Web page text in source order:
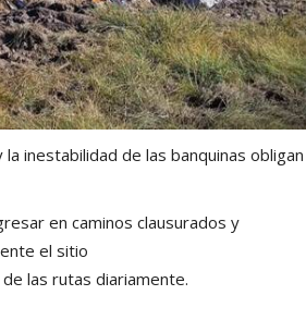
inestabilidad de las banquinas obligan
en caminos clausurados y
el sitio
las rutas diariamente.